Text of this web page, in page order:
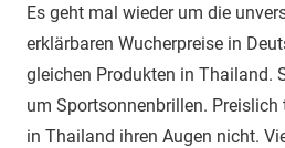
Es geht mal wieder um die
erklärbaren Wucherpreise in
gleichen Produkten in Thailand.
um Sportsonnenbrillen. Preislich
in Thailand ihren Augen nicht.